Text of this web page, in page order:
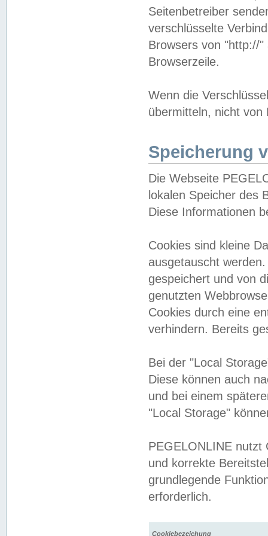
Seitenbetreiber
verschlüsselte
Browsers von "http://
Browserzeile.
Wenn die
übermitteln, nicht von
Speicherung
Die Webseite
lokalen Speicher des
Diese Informationen
Cookies sind kleine
ausgetauscht
gespeichert und von
genutzten
Cookies durch eine
verhindern. Bereits
Bei der "Local
Diese können auch
und bei einem
"Local Storage"
PEGELONLINE nutzt
und korrekte
grundlegende
erforderlich.
Cookiebezeichung